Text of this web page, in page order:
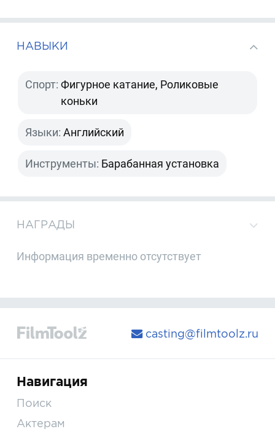
НАВЫКИ
Спорт: Фигурное катание, Роликовые
коньки
Языки: Английский
Инструменты: Барабанная установка
НАГРАДЫ
Информация временно отсутствует
casting@filmtoolz.ru
Навигация
Поиск
Актерам